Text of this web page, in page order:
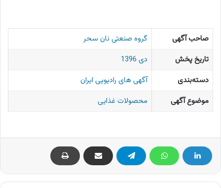
صاحب آگهی
گروه صنعتی نان سحر
تاریخ پخش
دی 1396
دسته‌بندی
آگهی های رادیویی ایران
موضوع آگهی
محصولات غذایی